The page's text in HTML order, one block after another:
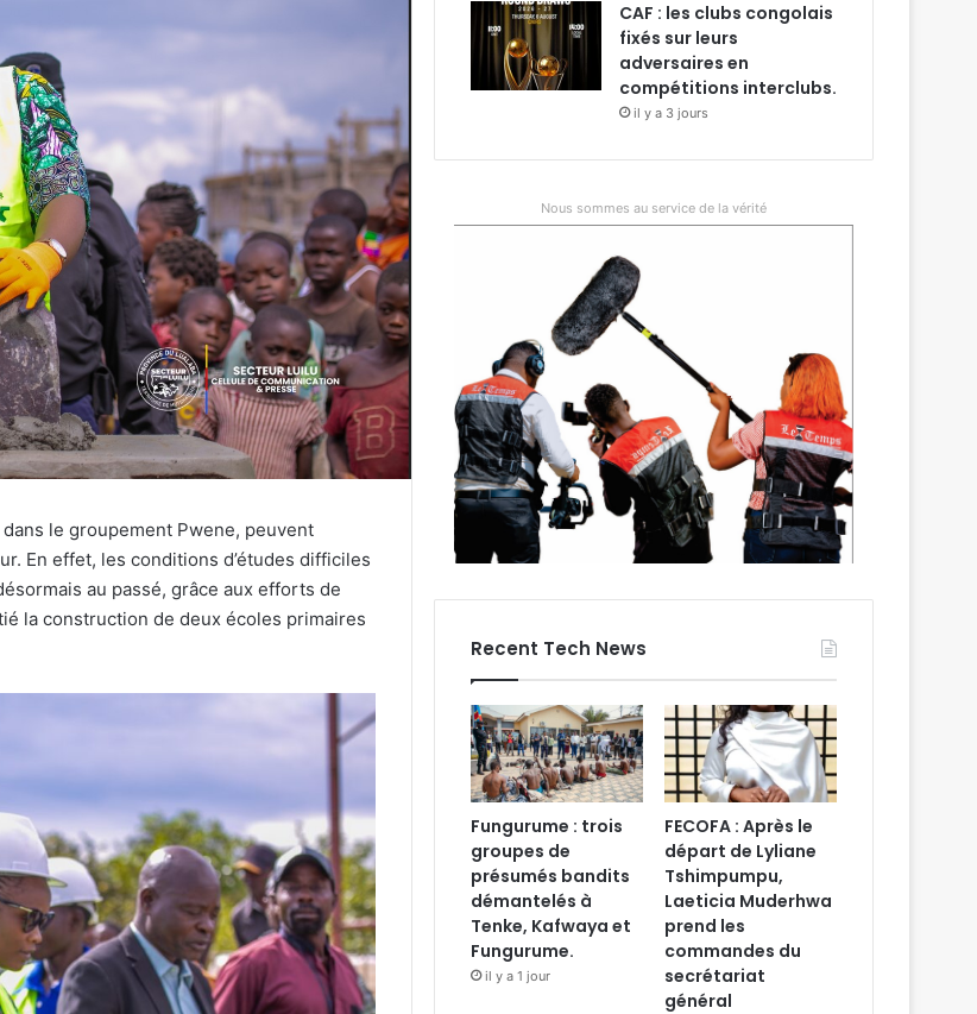
le groupement Pwene, peuvent
En effet, les conditions d’études difficiles
au passé, grâce aux efforts de
la construction de deux écoles primaires
CAF : les clubs congolais
fixés sur leurs
adversaires en
compétitions interclubs.
il y a 3 jours
Nous sommes au service de la vérité
Recent Tech News
Fungurume : trois
groupes de
présumés bandits
démantelés à
Tenke, Kafwaya et
Fungurume.
il y a 1 jour
FECOFA : Après le
départ de Lyliane
Tshimpumpu,
Laeticia Muderhwa
prend les
commandes du
secrétariat
général